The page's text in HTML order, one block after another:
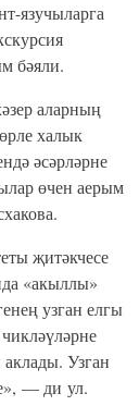
язучыларга
бәяли.
аларның
халык
әсәрләрне
өчен аерым
җитәкчесе
«акыллы»
узган елгы
Узган
— ди ул.